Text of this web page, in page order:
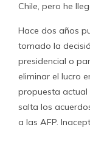
Chile, pero he
Hace dos años
tomado la
presidencial o
eliminar el lucro
propuesta actual
salta los
a las AFP.